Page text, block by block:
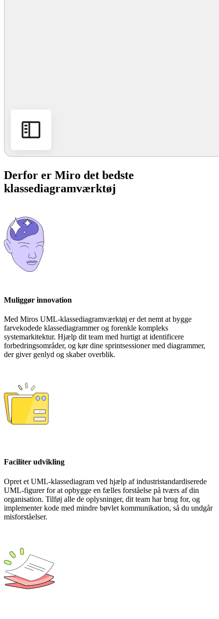
Derfor er Miro det bedste
klassediagramværktøj
Muliggør innovation
Med Miros UML-klassediagramværktøj er det nemt at bygge
farvekodede klassediagrammer og forenkle kompleks
systemarkitektur. Hjælp dit team med hurtigt at identificere
forbedringsområder, og kør dine sprintsessioner med diagrammer,
der giver genlyd og skaber overblik.
Faciliter udvikling
Opret et UML-klassediagram ved hjælp af industristandardiserede
UML-figurer for at opbygge en fælles forståelse på tværs af din
organisation. Tilføj alle de oplysninger, dit team har brug for, og
implementer kode med mindre bøvlet kommunikation, så du undgår
misforståelser.